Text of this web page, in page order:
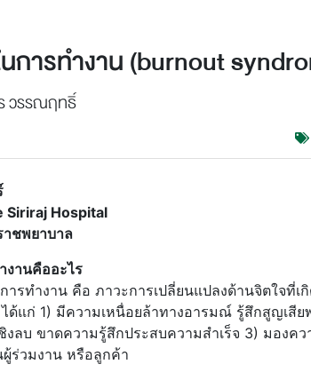
การทำงาน (burnout
วรรณฤทธิ์
Siriraj Hospital
ชพยาบาล
งานคืออะไร
รทำงาน คือ ภาวะการเปลี่ยนแปลงด้านจิตใจที่เ
ด้แก่ 1) มีความเหนื่อยล้าทางอารมณ์ รู้สึกสูญเสี
งลบ ขาดความรู้สึกประสบความสำเร็จ 3) มอง
ร่วมงาน หรือลูกค้า